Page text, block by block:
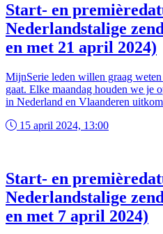
Start- en
Nederlandstalige
en met 21 april 2024)
MijnSerie leden willen graag
gaat. Elke maandag houden we je
in Nederland en Vlaanderen
15 april 2024, 13:00
Start- en
Nederlandstalige
en met 7 april 2024)